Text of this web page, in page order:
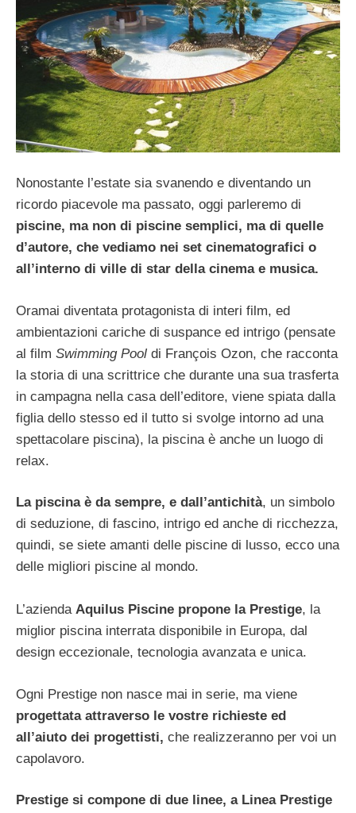
Nonostante l’estate sia svanendo e diventando un
ricordo piacevole ma passato, oggi parleremo di
piscine, ma non di piscine semplici, ma di quelle
d’autore, che vediamo nei set cinematografici o
all’interno di ville di star della cinema e musica.
Oramai diventata protagonista di interi film, ed
ambientazioni cariche di suspance ed intrigo (pensate
al film Swimming Pool di François Ozon, che racconta
la storia di una scrittrice che durante una sua trasferta
in campagna nella casa dell’editore, viene spiata dalla
figlia dello stesso ed il tutto si svolge intorno ad una
spettacolare piscina), la piscina è anche un luogo di
relax.
La piscina è da sempre, e dall’antichità, un simbolo
di seduzione, di fascino, intrigo ed anche di ricchezza,
quindi, se siete amanti delle piscine di lusso, ecco una
delle migliori piscine al mondo.
L’azienda Aquilus Piscine propone la Prestige, la
miglior piscina interrata disponibile in Europa, dal
design eccezionale, tecnologia avanzata e unica.
Ogni Prestige non nasce mai in serie, ma viene
progettata attraverso le vostre richieste ed
all’aiuto dei progettisti, che realizzeranno per voi un
capolavoro.
Prestige si compone di due linee, a Linea Prestige